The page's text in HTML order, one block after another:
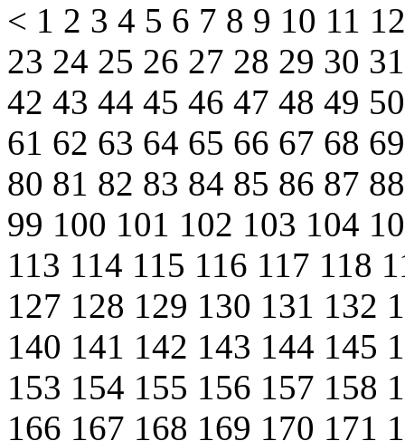
< 1 2 3 4 5 6 7 8 9 10 11
23 24 25 26 27 28 29 30
42 43 44 45 46 47 48 49
61 62 63 64 65 66 67 68
80 81 82 83 84 85 86 87
99 100 101 102 103 104
113 114 115 116 117 118
127 128 129 130 131 132
140 141 142 143 144 145
153 154 155 156 157 158
166 167 168 169 170 171